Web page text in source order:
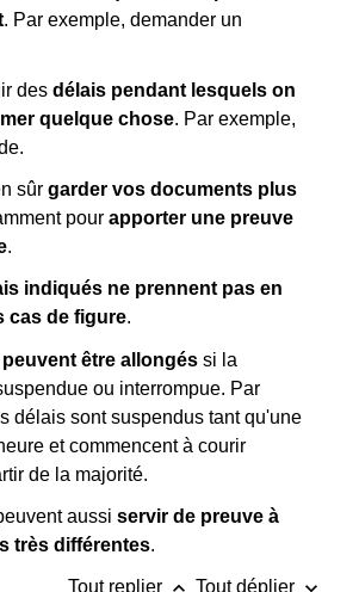
. Par exemple, demander un
des délais pendant lesquels on
quelque chose. Par exemple,
sûr garder vos documents plus
pour apporter une preuve
.
indiqués ne prennent pas en
cas de figure.
peuvent être allongés si la
ou interrompue. Par
délais sont suspendus tant qu'une
et commencent à courir
de la majorité.
aussi servir de preuve à
très différentes.
Tout replier Tout déplier